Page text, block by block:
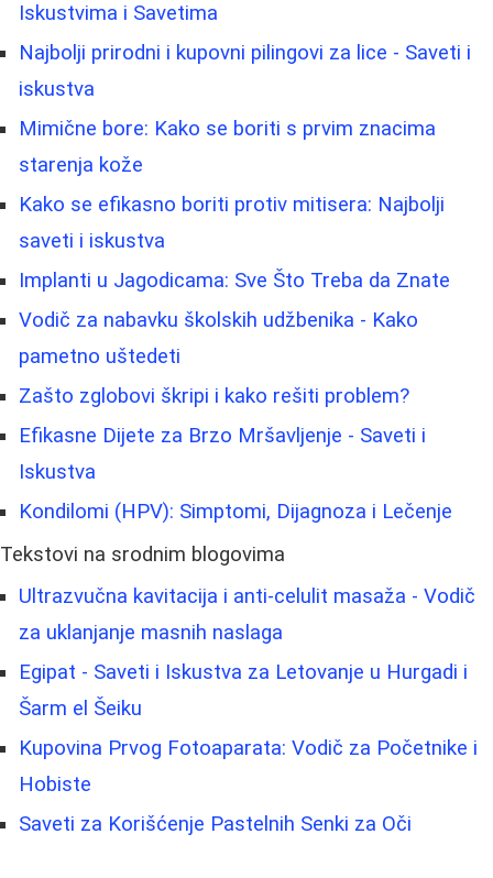
Iskustvima i Savetima
Najbolji prirodni i kupovni pilingovi za lice - Saveti i
iskustva
Mimične bore: Kako se boriti s prvim znacima
starenja kože
Kako se efikasno boriti protiv mitisera: Najbolji
saveti i iskustva
Implanti u Jagodicama: Sve Što Treba da Znate
Vodič za nabavku školskih udžbenika - Kako
pametno uštedeti
Zašto zglobovi škripi i kako rešiti problem?
Efikasne Dijete za Brzo Mršavljenje - Saveti i
Iskustva
Kondilomi (HPV): Simptomi, Dijagnoza i Lečenje
Tekstovi na srodnim blogovima
Ultrazvučna kavitacija i anti-celulit masaža - Vodič
za uklanjanje masnih naslaga
Egipat - Saveti i Iskustva za Letovanje u Hurgadi i
Šarm el Šeiku
Kupovina Prvog Fotoaparata: Vodič za Početnike i
Hobiste
Saveti za Korišćenje Pastelnih Senki za Oči